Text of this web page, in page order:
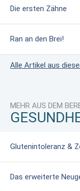
Die ersten Zähne
Ran an den Brei!
Alle Artikel aus
MEHR AUS DEM
Glutenintoleranz &
Das erweiterte